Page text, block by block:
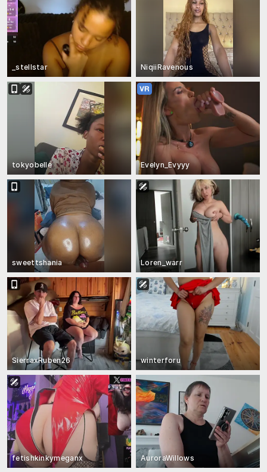
_stellstar NiqiiRavenous
tokyobelle Evelyn_Evyyy
sweettshania Loren_warr
SierraxRuben26 winterforu
fetishkinkymeganx AuroraWillows